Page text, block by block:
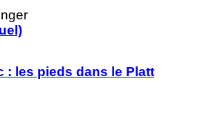
: les pieds dans le Platt